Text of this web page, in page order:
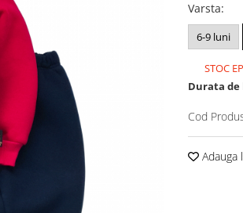
Varsta:
6-9 luni
STOC
Durata
Cod
Adauga